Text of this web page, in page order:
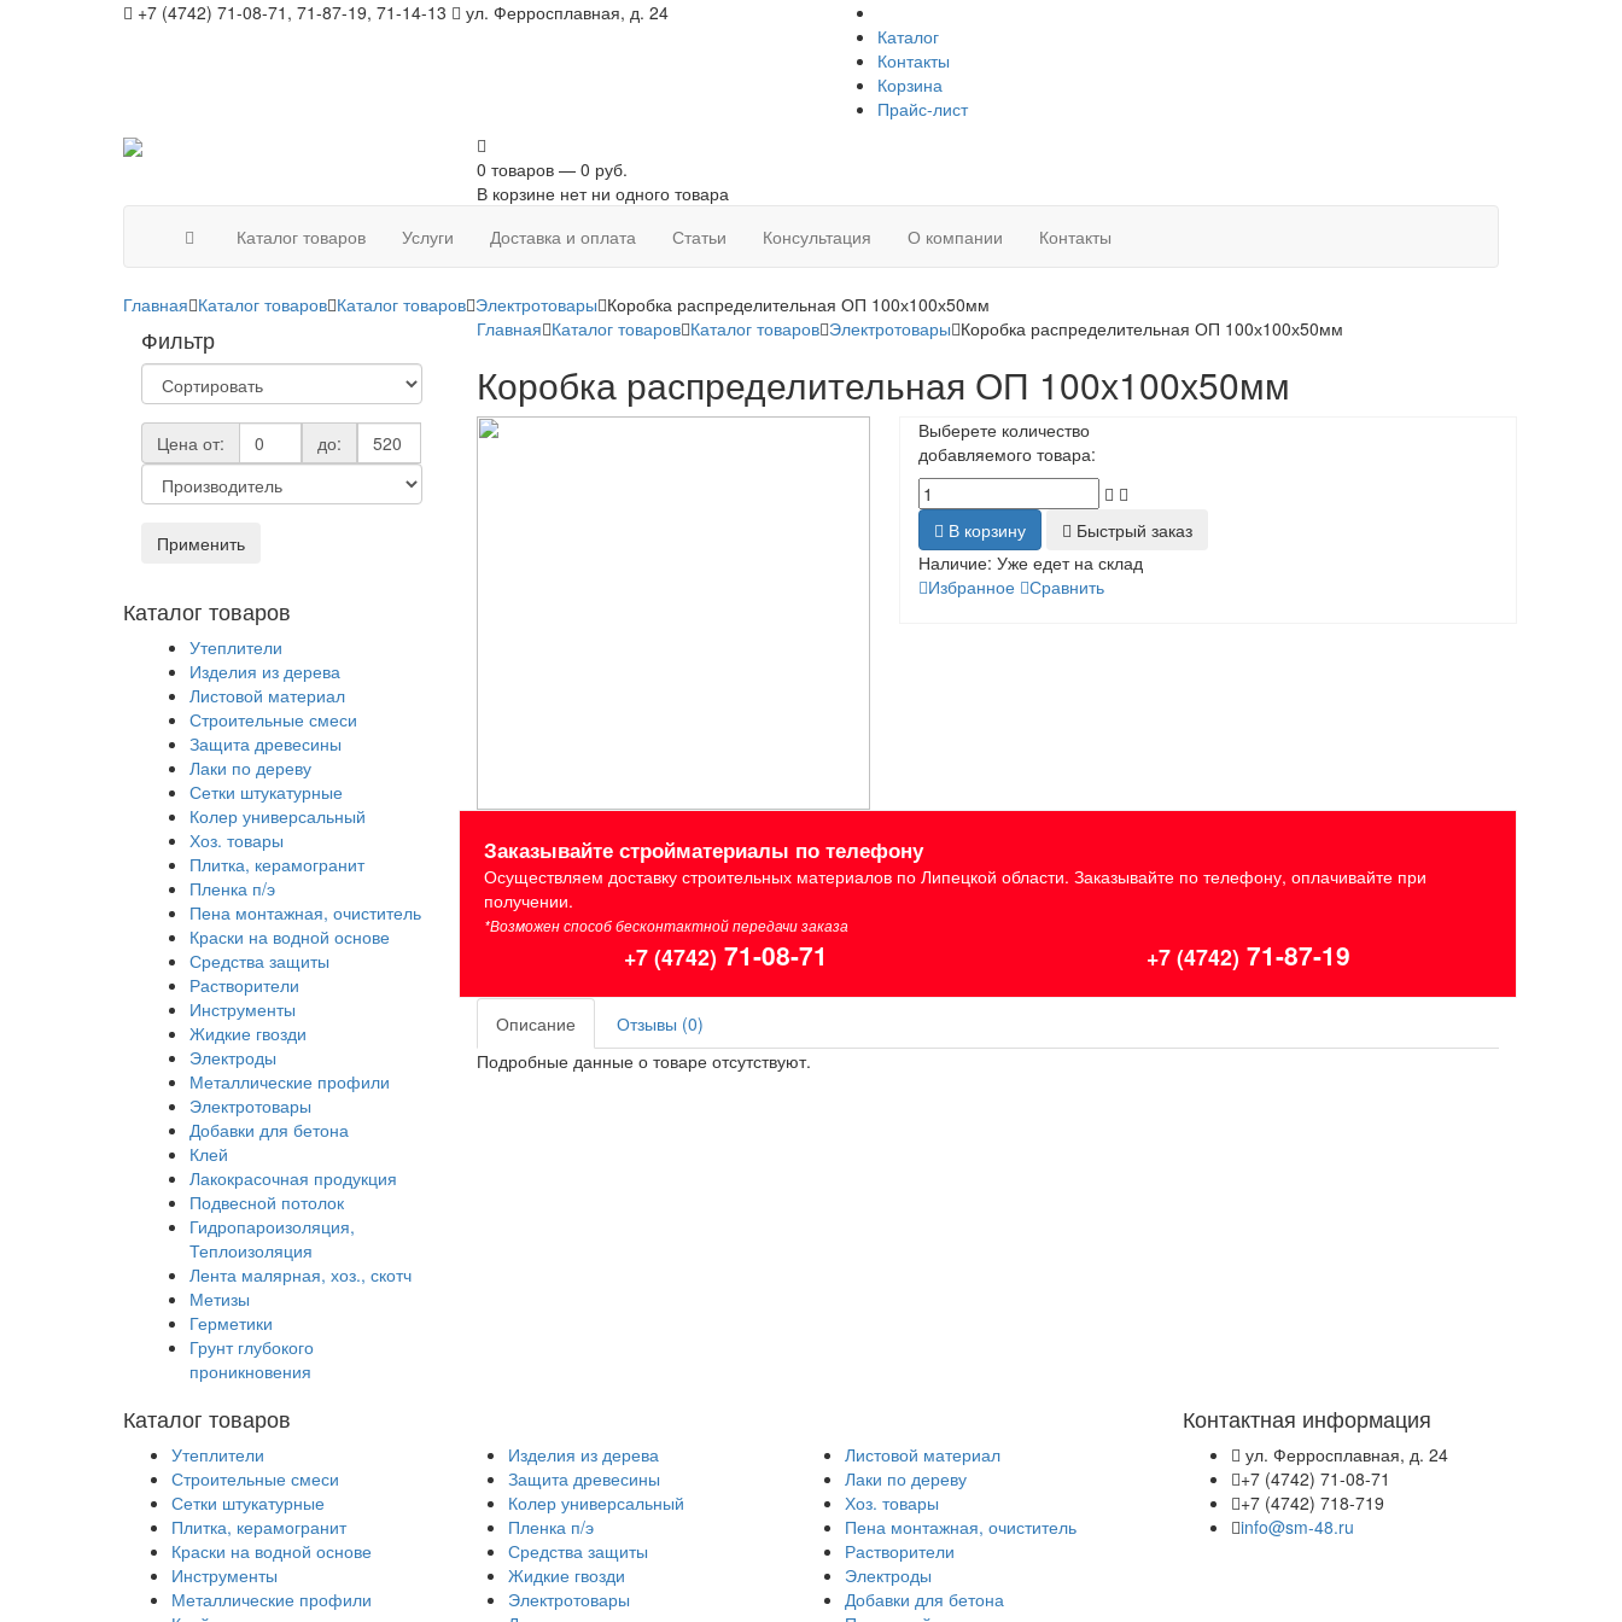
+7 (4742) 71-08-71, 71-87-19, 71-14-13
ул. Ферросплавная, д. 24
Каталог
Контакты
Корзина
Прайс-лист
0 товаров — 0 руб.
В корзине нет ни одного товара
Каталог товаров
Услуги Доставка и оплата Статьи Консультация О компании Контакты
Главная Каталог товаров Каталог товаров Электротовары Коробка распределительная ОП 100х100х50мм
Фильтр
Цена от: до:
Применить
Каталог товаров
Утеплители
Изделия из дерева
Листовой материал
Строительные смеси
Защита древесины
Лаки по дереву
Сетки штукатурные
Колер универсальный
Хоз. товары
Плитка, керамогранит
Пленка п/э
Пена монтажная, очиститель
Краски на водной основе
Средства защиты
Растворители
Инструменты
Жидкие гвозди
Электроды
Металлические профили
Электротовары
Добавки для бетона
Клей
Лакокрасочная продукция
Подвесной потолок
Гидропароизоляция,
Теплоизоляция
Лента малярная, хоз., скотч
Метизы
Герметики
Грунт глубокого
проникновения
Главная Каталог товаров Каталог товаров Электротовары Коробка распределительная ОП 100х100х50мм
Коробка распределительная ОП 100х100х50мм
Выберете количество
добавляемого товара:
В корзину
Быстрый заказ
Наличие:Уже едет на склад
Избранное
Сравнить
Заказывайте стройматериалы по телефону
Осуществляем доставку строительных материалов по Липецкой области. Заказывайте по телефону, оплачивайте при
получении.
*Возможен способ бесконтактной передачи заказа
+7 (4742) 71-08-71 +7 (4742) 71-87-19
Описание
Отзывы (0)
Подробные данные о товаре отсутствуют.
Каталог товаров
Утеплители Изделия из дерева
Листовой материал
Строительные смеси
Защита древесины
Лаки по дереву
Сетки штукатурные
Колер универсальный
Хоз. товары
Плитка, керамогранит
Пленка п/э
Пена монтажная, очиститель
Краски на водной основе
Средства защиты
Растворители
Инструменты
Жидкие гвозди
Электроды
Металлические профили
Электротовары
Добавки для бетона
Контактная информация
ул. Ферросплавная, д. 24
+7 (4742) 71-08-71
+7 (4742) 718-719
info@sm-48.ru